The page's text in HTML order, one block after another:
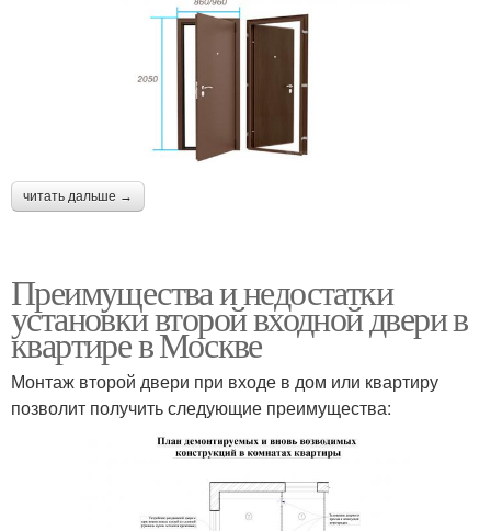
читать дальше →
Преимущества и недостатки
установки второй входной двери в
квартире в Москве
Монтаж второй двери при входе в дом или квартиру
позволит получить следующие преимущества: